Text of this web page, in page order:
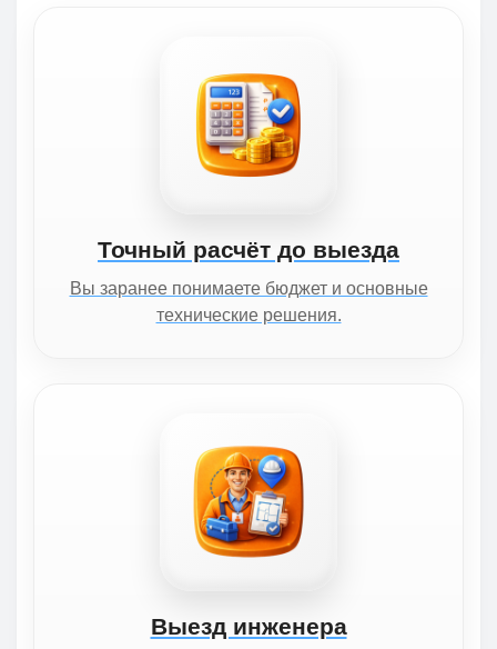
Точный расчёт до выезда
Вы заранее понимаете бюджет и основные
технические решения.
Выезд инженера